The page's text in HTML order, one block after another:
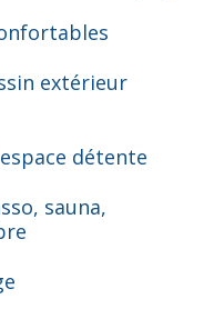
extérieur
détente
sauna,